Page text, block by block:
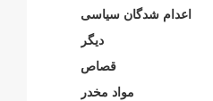
اعدام شدگان سیاسی
دیگر
قصاص
مواد مخدر